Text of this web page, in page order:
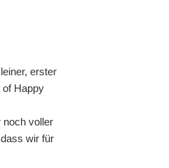
erster
of Happy
noch voller
wir für